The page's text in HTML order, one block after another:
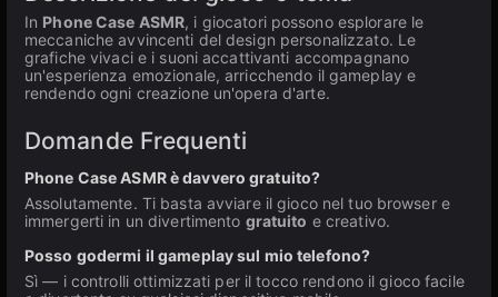
In Phone Case ASMR, i giocatori possono esplorare le
meccaniche avvincenti del design personalizzato. Le
grafiche vivaci e i suoni accattivanti accompagnano
un'esperienza emozionale, arricchendo il gameplay e
rendendo ogni creazione un'opera d'arte.
Domande Frequenti
Phone Case ASMR è davvero gratuito?
Assolutamente. Ti basta avviare il gioco nel tuo browser e
immergerti in un divertimento gratuito e creativo.
Posso godermi il gameplay sul mio telefono?
Sì — i controlli ottimizzati per il tocco rendono il gioco facile